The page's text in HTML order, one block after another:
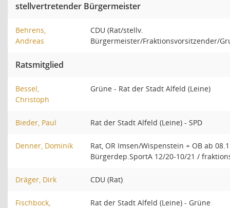
stellvertretender Bürgermeister
Behrens,
Andreas
CDU (Rat/stellv.
Bürgermeister/Fraktionsvorsitzender/
Ratsmitglied
Bessel,
Christoph
Grüne - Rat der Stadt Alfeld (Leine)
Bieder, Paul Rat der Stadt Alfeld (Leine) - SPD
Denner, Dominik
Rat, OR Imsen/Wispenstein + OB ab
Bürgerdep.SportA 12/20-10/21 /
Dräger, Dirk CDU (Rat)
Fischbock,
Rat der Stadt Alfeld (Leine) - Grüne